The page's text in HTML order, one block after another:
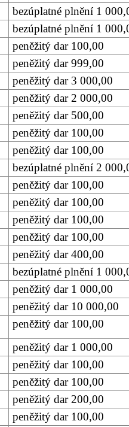
bezúplatné plnění 1
bezúplatné plnění 1
peněžitý dar 100,00
peněžitý dar 999,00
peněžitý dar 3 000,00
peněžitý dar 2 000,00
peněžitý dar 500,00
peněžitý dar 100,00
peněžitý dar 100,00
bezúplatné plnění 2
peněžitý dar 100,00
peněžitý dar 100,00
peněžitý dar 100,00
peněžitý dar 100,00
peněžitý dar 400,00
bezúplatné plnění 1
peněžitý dar 1 000,00
peněžitý dar 10 000,00
peněžitý dar 100,00
peněžitý dar 1 000,00
peněžitý dar 100,00
peněžitý dar 100,00
peněžitý dar 200,00
peněžitý dar 100,00